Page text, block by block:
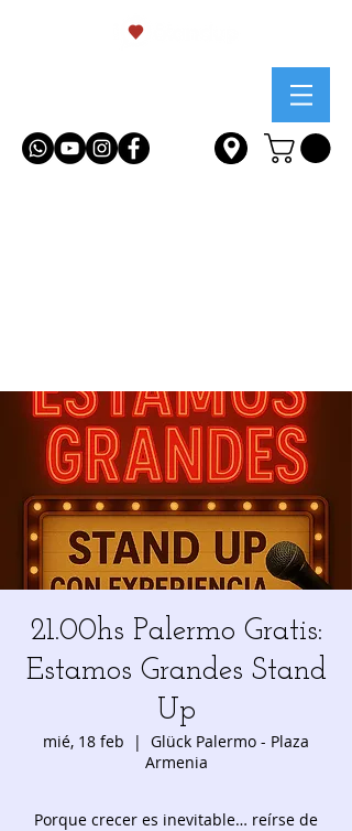
21.00hs Palermo Gratis:
Estamos Grandes Stand
Up
mié, 18 feb
  |
Glück Palermo - Plaza
Armenia
Porque crecer es inevitable… reírse de